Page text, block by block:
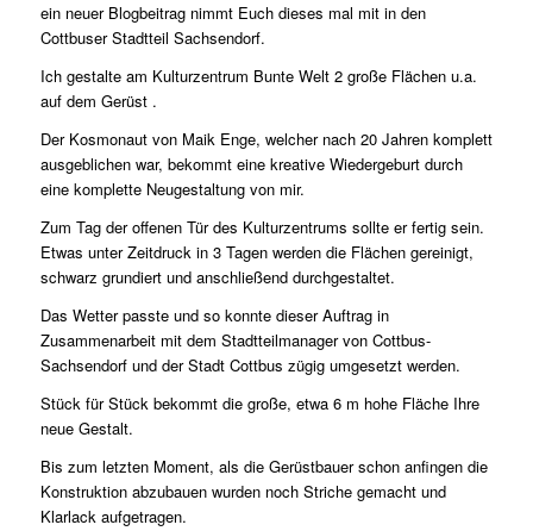
ein neuer Blogbeitrag nimmt Euch dieses mal mit in den
Cottbuser Stadtteil Sachsendorf.
Ich gestalte am Kulturzentrum Bunte Welt 2 große Flächen u.a.
auf dem Gerüst .
Der Kosmonaut von Maik Enge, welcher nach 20 Jahren komplett
ausgeblichen war, bekommt eine kreative Wiedergeburt durch
eine komplette Neugestaltung von mir.
Zum Tag der offenen Tür des Kulturzentrums sollte er fertig sein.
Etwas unter Zeitdruck in 3 Tagen werden die Flächen gereinigt,
schwarz grundiert und anschließend durchgestaltet.
Das Wetter passte und so konnte dieser Auftrag in
Zusammenarbeit mit dem Stadtteilmanager von Cottbus-
Sachsendorf und der Stadt Cottbus zügig umgesetzt werden.
Stück für Stück bekommt die große, etwa 6 m hohe Fläche Ihre
neue Gestalt.
Bis zum letzten Moment, als die Gerüstbauer schon anfingen die
Konstruktion abzubauen wurden noch Striche gemacht und
Klarlack aufgetragen.